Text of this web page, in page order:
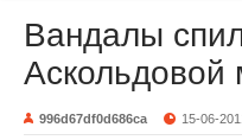
Вандалы
Аскольдовой
996d67df0d686ca 15-06-